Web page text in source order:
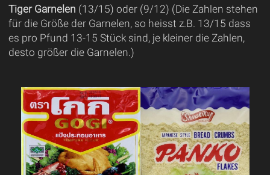
Tiger Garnelen (13/15) oder (9/12) (Die Zahlen stehen
für die Größe der Garnelen, so heisst z.B. 13/15 dass
es pro Pfund 13-15 Stück sind, je kleiner die Zahlen,
desto größer die Garnelen.)